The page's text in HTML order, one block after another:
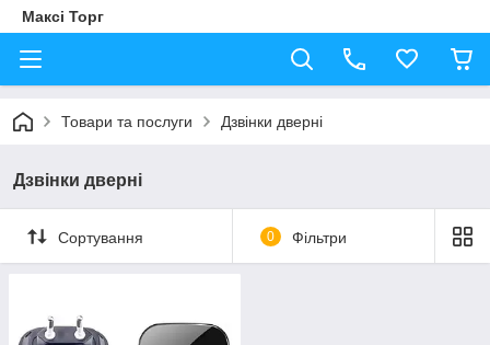
Максі Торг
Товари та послуги Дзвінки дверні
Дзвінки дверні
Сортування 0 Фільтри